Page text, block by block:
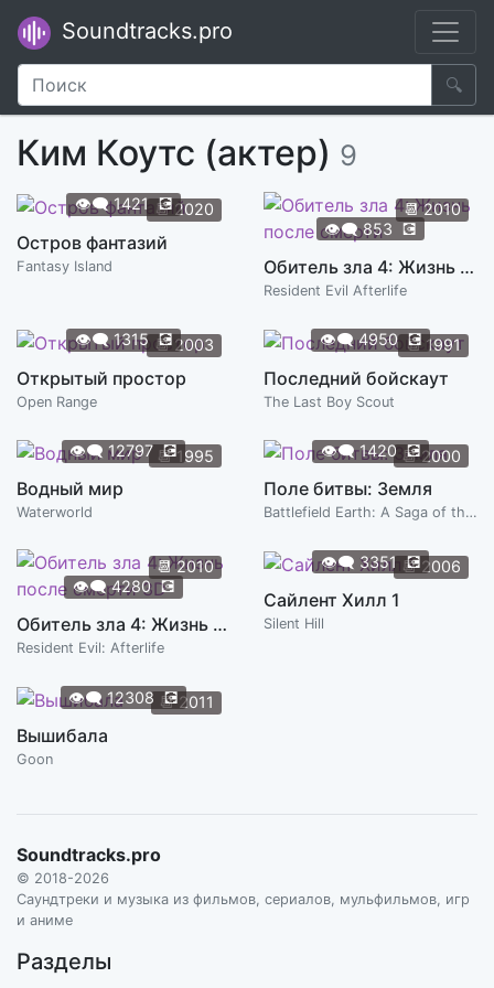
Soundtracks.pro
🔍
Ким Коутс (актер) 9
📆2020
👁️‍🗨️1421 💽
Остров фантазий
Fantasy Island
📆2010
👁️‍🗨️853 💽
Обитель зла 4: Жизнь после смерти
Resident Evil Afterlife
📆2003
👁️‍🗨️1315 💽
Открытый простор
Open Range
📆1991
👁️‍🗨️4950 💽
Последний бойскаут
The Last Boy Scout
📆1995
👁️‍🗨️ 12797 💽
Водный мир
Waterworld
📆2000
👁️‍🗨️1420 💽
Поле битвы: Земля
Battlefield Earth: A Saga of the Year 3000
📆2010
👁️‍🗨️4280 💽
Обитель зла 4: Жизнь после смерти 3D
Resident Evil: Afterlife
📆2006
👁️‍🗨️ 3351 💽
Сайлент Хилл 1
Silent Hill
📆2011
👁️‍🗨️12308 💽
Вышибала
Goon
Soundtracks.pro
© 2018-2026
Саундтреки и музыка из фильмов, сериалов, мульфильмов, игр
и аниме
Разделы